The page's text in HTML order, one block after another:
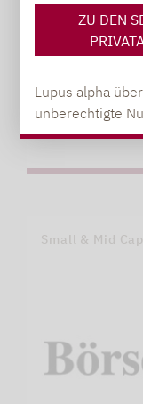
ZU DEN
Lupus alpha
unberechtigte
DEUTSCHE
KOMMT
Nebenwerte
die…
Small & Mid